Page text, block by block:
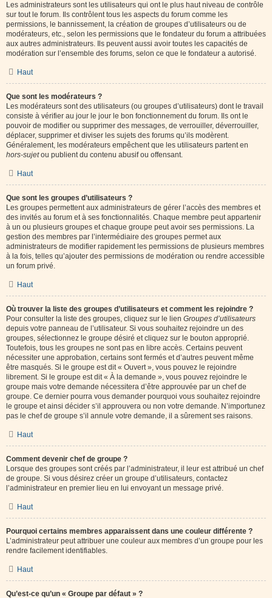
Les administrateurs sont les utilisateurs qui ont le plus haut niveau de contrôle
sur tout le forum. Ils contrôlent tous les aspects du forum comme les
permissions, le bannissement, la création de groupes d’utilisateurs ou de
modérateurs, etc., selon les permissions que le fondateur du forum a attribuées
aux autres administrateurs. Ils peuvent aussi avoir toutes les capacités de
modération sur l’ensemble des forums, selon ce que le fondateur a autorisé.
Haut
Que sont les modérateurs ?
Les modérateurs sont des utilisateurs (ou groupes d’utilisateurs) dont le travail
consiste à vérifier au jour le jour le bon fonctionnement du forum. Ils ont le
pouvoir de modifier ou supprimer des messages, de verrouiller, déverrouiller,
déplacer, supprimer et diviser les sujets des forums qu’ils modèrent.
Généralement, les modérateurs empêchent que les utilisateurs partent en
hors-sujetou publient du contenu abusif ou offensant.
Haut
Que sont les groupes d’utilisateurs ?
Les groupes permettent aux administrateurs de gérer l’accès des membres et
des invités au forum et à ses fonctionnalités. Chaque membre peut appartenir
à un ou plusieurs groupes et chaque groupe peut avoir ses permissions. La
gestion des membres par l’intermédiaire des groupes permet aux
administrateurs de modifier rapidement les permissions de plusieurs membres
à la fois, telles qu’ajouter des permissions de modération ou rendre accessible
un forum privé.
Haut
Où trouver la liste des groupes d’utilisateurs et comment les rejoindre ?
Pour consulter la liste des groupes, cliquez sur le lien Groupes d’utilisateurs
depuis votre panneau de l’utilisateur. Si vous souhaitez rejoindre un des
groupes, sélectionnez le groupe désiré et cliquez sur le bouton approprié.
Toutefois, tous les groupes ne sont pas en libre accès. Certains peuvent
nécessiter une approbation, certains sont fermés et d’autres peuvent même
être masqués. Si le groupe est dit « Ouvert », vous pouvez le rejoindre
librement. Si le groupe est dit « À la demande », vous pouvez rejoindre le
groupe mais votre demande nécessitera d’être approuvée par un chef de
groupe. Ce dernier pourra vous demander pourquoi vous souhaitez rejoindre
le groupe et ainsi décider s’il approuvera ou non votre demande. N’importunez
pas le chef de groupe s’il annule votre demande, il a sûrement ses raisons.
Haut
Comment devenir chef de groupe ?
Lorsque des groupes sont créés par l’administrateur, il leur est attribué un chef
de groupe. Si vous désirez créer un groupe d’utilisateurs, contactez
l’administrateur en premier lieu en lui envoyant un message privé.
Haut
Pourquoi certains membres apparaissent dans une couleur différente ?
L’administrateur peut attribuer une couleur aux membres d’un groupe pour les
rendre facilement identifiables.
Haut
Qu’est-ce qu’un « Groupe par défaut » ?